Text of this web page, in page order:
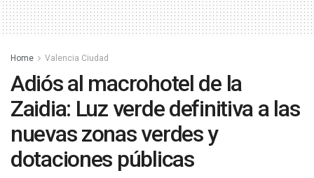
Home Valencia Ciudad
Adiós al macrohotel de la
Zaidia: Luz verde definitiva a las
nuevas zonas verdes y
dotaciones públicas